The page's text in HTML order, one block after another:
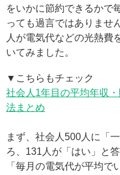
をいかに節約できるかで
っても過言ではありませ
人が電気代などの光熱費
いてみました。
▼こちらもチェック
社会人1年目の平均年収
法まとめ
まず、社会人500人に「
ろ、131人が「はい」と
「毎月の電気代が平均で